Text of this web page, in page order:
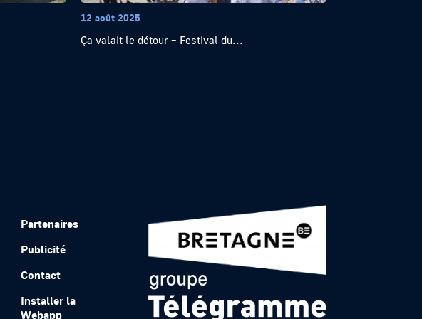
12 août 2025
Ça valait le détour – Festival du...
Partenaires
Publicité
Contact
Installer la
Webapp